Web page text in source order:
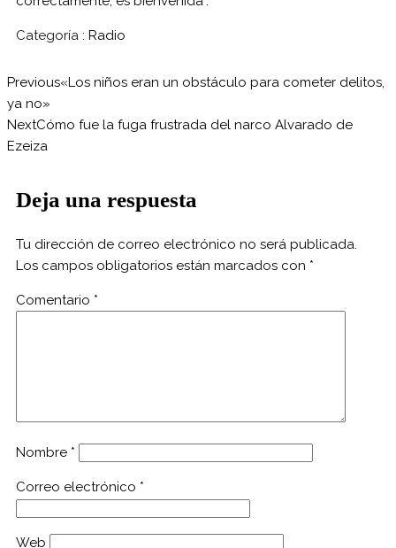
Categoría : Radio
Previous«Los niños eran un obstáculo para cometer delitos,
ya no»
NextCómo fue la fuga frustrada del narco Alvarado de
Ezeiza
Deja una respuesta
Tu dirección de correo electrónico no será publicada.
Los campos obligatorios están marcados con *
Comentario *
Nombre *
Correo electrónico *
Web